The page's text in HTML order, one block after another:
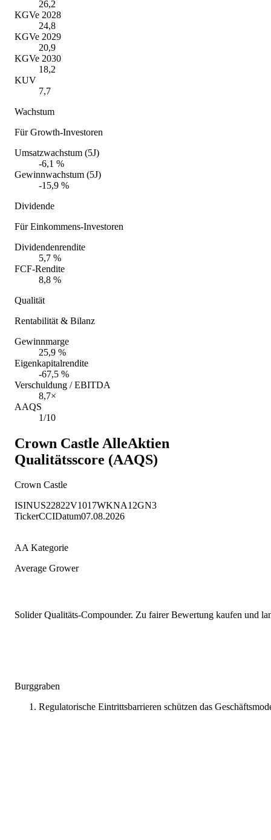
26,2
KGVe 2028
24,8
KGVe 2029
20,9
KGVe 2030
18,2
KUV
7,7
Wachstum
Für Growth-Investoren
Umsatzwachstum (5J)
-6,1 %
Gewinnwachstum (5J)
-15,9 %
Dividende
Für Einkommens-Investoren
Dividendenrendite
5,7 %
FCF-Rendite
8,8 %
Qualität
Rentabilität & Bilanz
Gewinnmarge
25,9 %
Eigenkapitalrendite
-67,5 %
Verschuldung / EBITDA
8,7×
AAQS
1/10
Crown Castle AlleAktien
Qualitätsscore (AAQS)
Crown Castle
ISINUS22822V1017WKNA12GN3
TickerCCIDatum07.08.2026
AA Kategorie
Average Grower
Solider Qualitäts-Compounder. Zu fairer Bewertung kaufen und
Burggraben
Regulatorische Eintrittsbarrieren schützen das